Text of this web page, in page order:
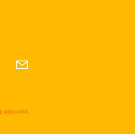
adjusted.